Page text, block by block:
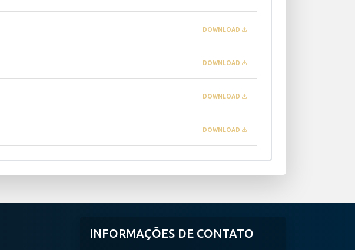
DOWNLOAD
DOWNLOAD
DOWNLOAD
DOWNLOAD
INFORMAÇÕES DE CONTATO